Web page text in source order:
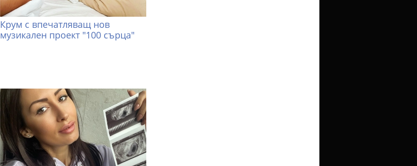
Крум с впечатляващ нов
музикален проект "100 сърца"